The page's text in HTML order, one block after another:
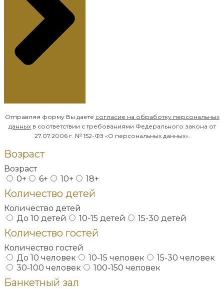
Отправляя форму Вы даете согласие на обработку персональных
данныхв соответствии с требованиями Федерального закона от
27.07.2006 г. № 152-ФЗ «О персональных данных».
Возраст
Возраст
0+
6+ 10+ 18+
Количество детей
Количество детей
До 10 детей
10-15 детей 15-30 детей
Количество гостей
Количество гостей
До 10 человек
10-15 человек
15-30 человек
30-100 человек
100-150 человек
Банкетный зал